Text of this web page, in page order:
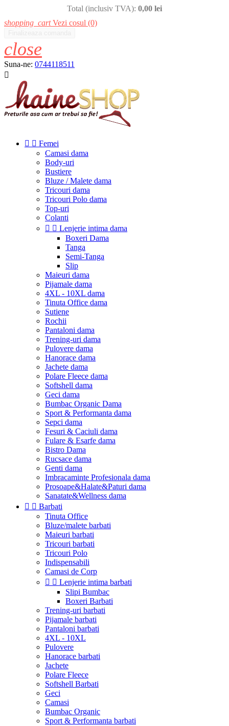
Total (inclusiv TVA): 0,00 lei
shopping_cart Vezi cosul (0)
close
Suna-ne: 0744118511

  Femei
Camasi dama
Body-uri
Bustiere
Bluze / Malete dama
Tricouri dama
Tricouri Polo dama
Top-uri
Colanti
  Lenjerie intima dama
Boxeri Dama
Tanga
Semi-Tanga
Slip
Maieuri dama
Pijamale dama
4XL - 10XL dama
Tinuta Office dama
Sutiene
Rochii
Pantaloni dama
Trening-uri dama
Pulovere dama
Hanorace dama
Jachete dama
Polare Fleece dama
Softshell dama
Geci dama
Bumbac Organic Dama
Sport & Performanta dama
Sepci dama
Fesuri & Caciuli dama
Fulare & Esarfe dama
Bistro Dama
Rucsace dama
Genti dama
Imbracaminte Profesionala dama
Prosoape&Halate&Paturi dama
Sanatate&Wellness dama
  Barbati
Tinuta Office
Bluze/malete barbati
Maieuri barbati
Tricouri barbati
Tricouri Polo
Indispensabili
Camasi de Corp
  Lenjerie intima barbati
Slipi Bumbac
Boxeri Barbati
Trening-uri barbati
Pijamale barbati
Pantaloni barbati
4XL - 10XL
Pulovere
Hanorace barbati
Jachete
Polare Fleece
Softshell Barbati
Geci
Camasi
Bumbac Organic
Sport & Performanta barbati